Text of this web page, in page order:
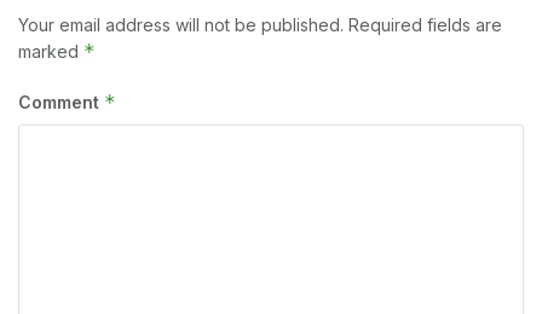
Your email address will not be published. Required fields are
marked *
Comment *